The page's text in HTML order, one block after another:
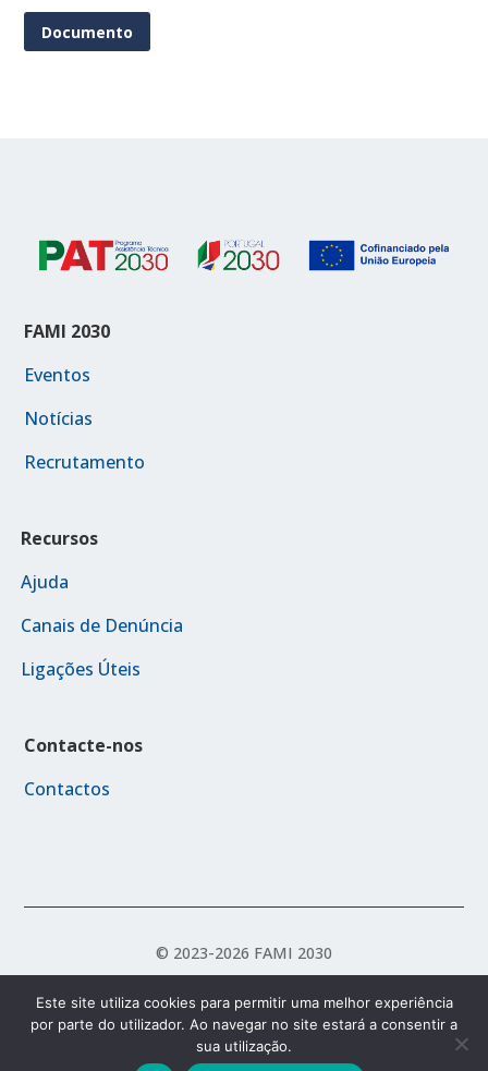
Documento
FAMI 2030
Eventos
Notícias
Recrutamento
Recursos
Ajuda
Canais de Denúncia
Ligações Úteis
Contacte-nos
Contactos
© 2023-2026 FAMI 2030
Política de Acessibilidade
Política de Privacidade
Termos e Condições
Este site utiliza cookies para permitir uma melhor experiência
por parte do utilizador. Ao navegar no site estará a consentir a
sua utilização.